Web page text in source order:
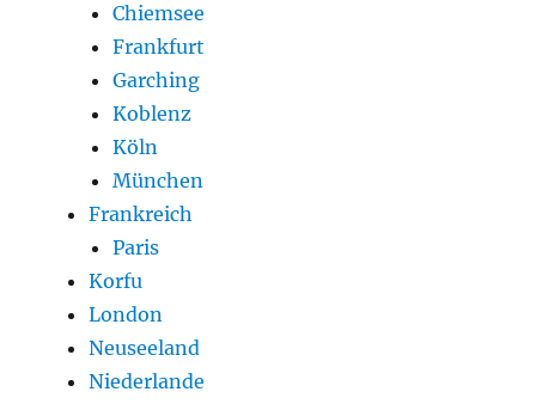
Chiemsee
Frankfurt
Garching
Koblenz
Köln
München
Frankreich
Paris
Korfu
London
Neuseeland
Niederlande